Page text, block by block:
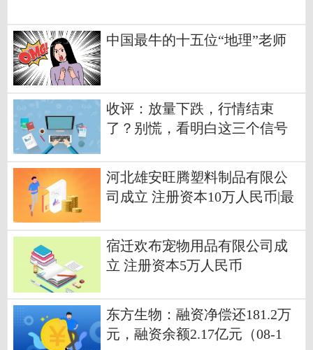
中国最牛的十五位“地理”老师
收评：放量下跌，行情结束
了？别慌，看明白这三个信号
河北雄安旺腾塑料制品有限公
司成立 注册资本10万人民币|最
宿迁欢布宠物用品有限公司成
立 注册资本5万人民币
东方生物：融资净偿还181.2万
元，融资余额2.17亿元（08-1